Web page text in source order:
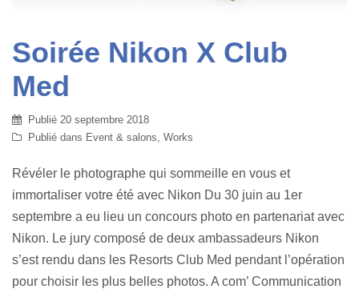
Soirée Nikon X Club
Med
Publié 20 septembre 2018
Publié dans Event & salons Works
Révéler le photographe qui sommeille en vous et
immortaliser votre été avec Nikon Du 30 juin au 1er
septembre a eu lieu un concours photo en partenariat avec
Nikon. Le jury composé de deux ambassadeurs Nikon
s’est rendu dans les Resorts Club Med pendant l’opération
pour choisir les plus belles photos. A com’ Communication